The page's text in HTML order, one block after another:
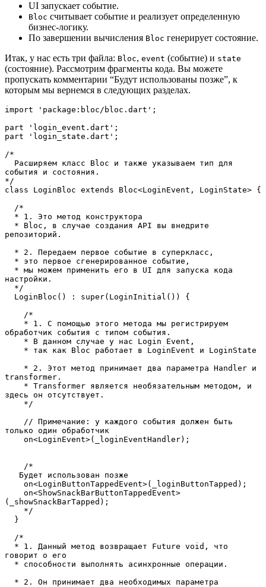
UI запускает событие.
Bloc считывает событие и реализует определенную
бизнес-логику.
По завершении вычисления Bloc генерирует состояние.
Итак, у нас есть три файла: Bloc, event (событие) и state
(состояние). Рассмотрим фрагменты кода. Вы можете
пропускать комментарии “Будут использованы позже”, к
которым мы вернемся в следующих разделах.
import 'package:bloc/bloc.dart';
part 'login_event.dart';
part 'login_state.dart';
/*
события и состояния.
*/
class LoginBloc extends Bloc<LoginEvent, LoginState> {
  /*
  * 1. Это метод конструктора
репозиторий.
  * 2. Передаем первое событие в суперкласс,
  * это первое сгенерированное событие,
настройки.
  */
  LoginBloc() : super(LoginInitial()) {
    /*
обработчик события с типом события.
    * В данном случае у нас Login Event,
    * так как Bloc работает в LoginEvent и LoginState
transformer.
здесь он отсутствует.
    */
только один обработчик
    on<LoginEvent>(_loginEventHandler);
    /*
   Будет использован позже
    on<LoginButtonTappedEvent>(_loginButtonTapped);
(_showSnackBarTapped);
    */
  }
  /*
говорит о его
  * способности выполнять асинхронные операции.
  * 2. Он принимает два необходимых параметра